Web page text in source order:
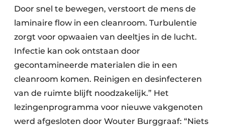
Door snel te bewegen, verstoort de mens de
laminaire flow in een cleanroom. Turbulentie
zorgt voor opwaaien van deeltjes in de lucht.
Infectie kan ook ontstaan door
gecontamineerde materialen die in een
cleanroom komen. Reinigen en desinfecteren
van de ruimte blijft noodzakelijk.” Het
lezingenprogramma voor nieuwe vakgenoten
werd afgesloten door Wouter Burggraaf: “Niets